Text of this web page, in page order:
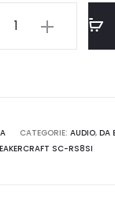
CATEGORIE:AUDIO,DA
SC-RS8SI